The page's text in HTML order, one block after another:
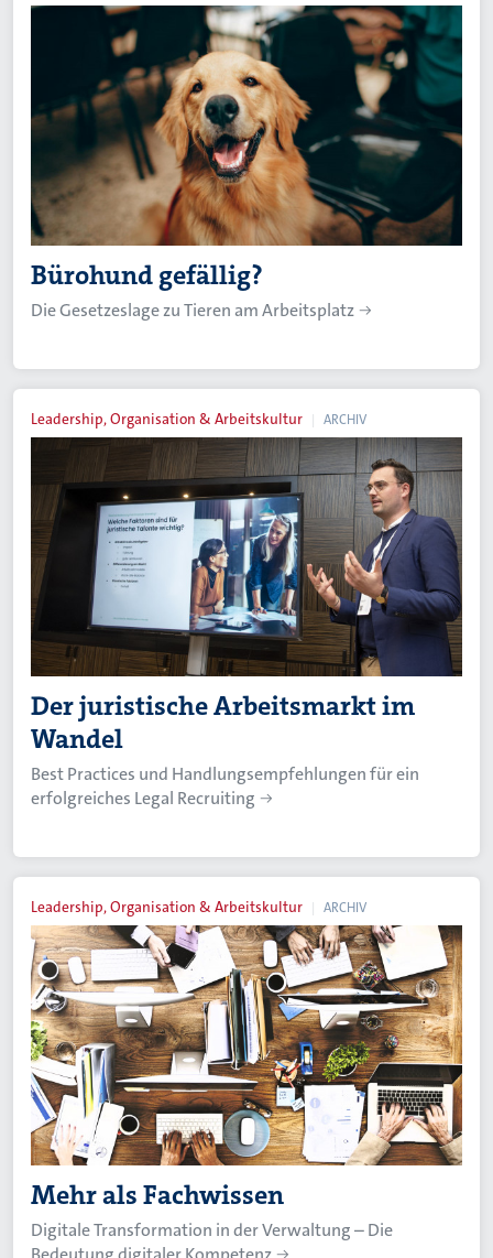
Bürohund gefällig?
Die Gesetzeslage zu Tieren am Arbeitsplatz
Leadership, Organisation & Arbeitskultur ARCHIV
Der juristische Arbeitsmarkt im
Wandel
Best Practices und Handlungsempfehlungen für ein
erfolgreiches Legal Recruiting
Leadership, Organisation & Arbeitskultur ARCHIV
Mehr als Fachwissen
Digitale Transformation in der Verwaltung – Die